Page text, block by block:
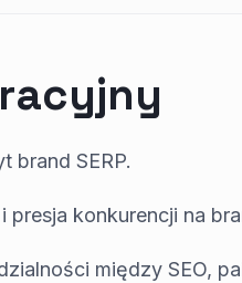
brand SERP.
konkurencji na
między SEO,